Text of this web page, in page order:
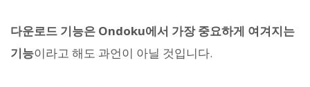
다운로드 기능은 Ondoku에서 가장 중요하게 여겨지는
기능이라고 해도 과언이 아닐 것입니다.